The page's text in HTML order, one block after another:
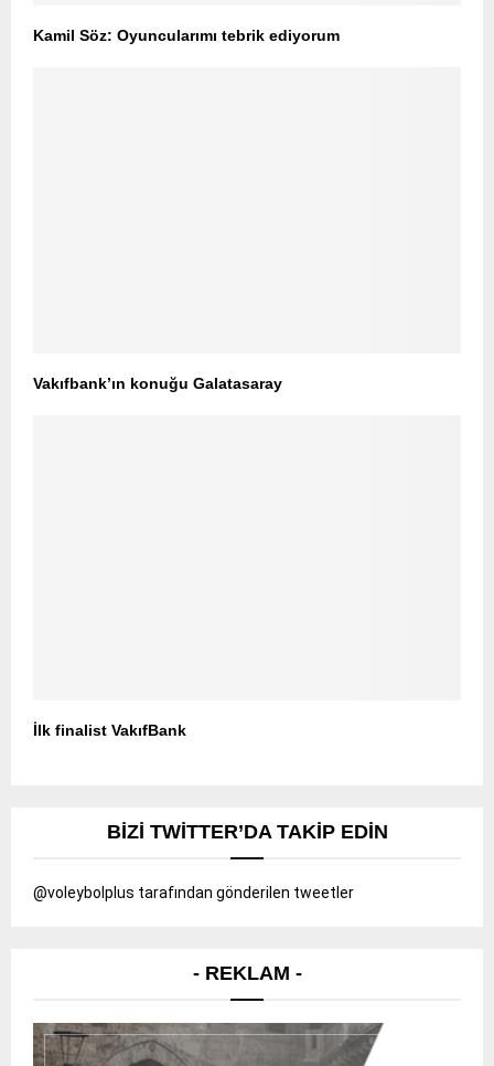
Kamil Söz: Oyuncularımı tebrik ediyorum
Vakıfbank’ın konuğu Galatasaray
İlk finalist VakıfBank
BIZI TWITTER’DA TAKIP EDIN
@voleybolplus tarafından gönderilen tweetler
- REKLAM -